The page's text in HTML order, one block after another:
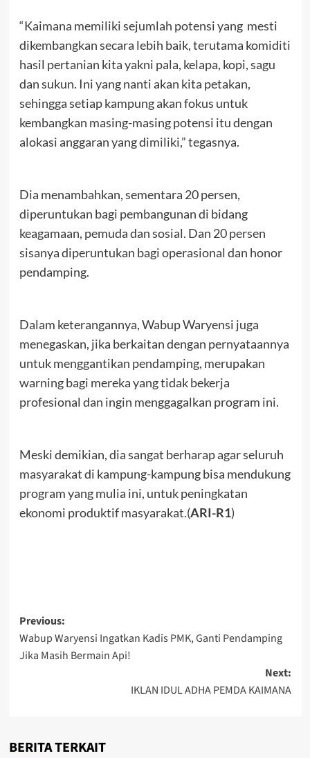
“Kaimana memiliki sejumlah potensi yang mesti
dikembangkan secara lebih baik, terutama komiditi
hasil pertanian kita yakni pala, kelapa, kopi, sagu
dan sukun. Ini yang nanti akan kita petakan,
sehingga setiap kampung akan fokus untuk
kembangkan masing-masing potensi itu dengan
alokasi anggaran yang dimiliki,” tegasnya.
Dia menambahkan, sementara 20 persen,
diperuntukan bagi pembangunan di bidang
keagamaan, pemuda dan sosial. Dan 20 persen
sisanya diperuntukan bagi operasional dan honor
pendamping.
Dalam keterangannya, Wabup Waryensi juga
menegaskan, jika berkaitan dengan pernyataannya
untuk menggantikan pendamping, merupakan
warning bagi mereka yang tidak bekerja
profesional dan ingin menggagalkan program ini.
Meski demikian, dia sangat berharap agar seluruh
masyarakat di kampung-kampung bisa mendukung
program yang mulia ini, untuk peningkatan
ekonomi produktif masyarakat.(ARI-R1)
Post
navigation
Previous:
Wabup Waryensi Ingatkan Kadis PMK, Ganti Pendamping
Jika Masih Bermain Api!
Next:
IKLAN IDUL ADHA PEMDA KAIMANA
BERITA TERKAIT